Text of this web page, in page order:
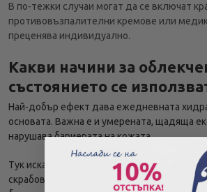
В по-тежки случаи могат да се включат
противовъзпалителни кремове или
преценява индивидуално.
Какви начини за
състоянието се
Най-добър ефект дава ежедневната
основата. Важна е и умерената, щадяща
нарушава бариерата на кожата.
Тук искам да подчертая нещо много
скрабове, които често се споделят онлайн,